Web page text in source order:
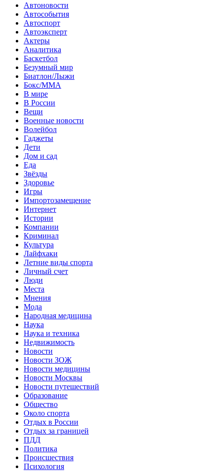
Автоновости
Автособытия
Автоспорт
Автоэксперт
Актеры
Аналитика
Баскетбол
Безумный мир
Биатлон/Лыжи
Бокс/MMA
В мире
В России
Вещи
Военные новости
Волейбол
Гаджеты
Дети
Дом и сад
Еда
Звёзды
Здоровье
Игры
Импортозамещение
Интернет
Истории
Компании
Криминал
Культура
Лайфхаки
Летние виды спорта
Личный счет
Люди
Места
Мнения
Мода
Народная медицина
Наука
Наука и техника
Недвижимость
Новости
Новости ЗОЖ
Новости медицины
Новости Москвы
Новости путешествий
Образование
Общество
Около спорта
Отдых в России
Отдых за границей
ПДД
Политика
Происшествия
Психология